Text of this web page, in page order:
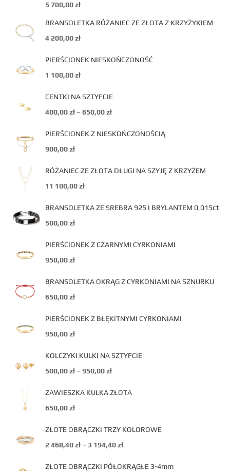
5 700,00zł
BRANSOLETKA RÓŻANIEC ZE ZŁOTA Z KRZYŻYKIEM
4 200,00zł
PIERŚCIONEK NIESKOŃCZONOŚĆ
1 100,00zł
CENTKI NA SZTYFCIE
400,00zł – 650,00zł
PIERŚCIONEK Z NIESKOŃCZONOŚCIĄ
900,00zł
RÓŻANIEC ZE ZŁOTA DŁUGI NA SZYJĘ Z KRZYŻEM
11 100,00zł
BRANSOLETKA ZE SREBRA 925 I BRYLANTEM 0,015ct
500,00zł
PIERŚCIONEK Z CZARNYMI CYRKONIAMI
950,00zł
BRANSOLETKA OKRĄG Z CYRKONIAMI NA SZNURKU
650,00zł
PIERŚCIONEK Z BŁĘKITNYMI CYRKONIAMI
950,00zł
KOLCZYKI KULKI NA SZTYFCIE
500,00zł – 950,00zł
ZAWIESZKA KULKA ZŁOTA
650,00zł
ZŁOTE OBRĄCZKI TRZY KOLOROWE
2 468,40zł – 3 194,40zł
ZŁOTE OBRĄCZKI PÓŁOKRĄGŁE 3-4mm